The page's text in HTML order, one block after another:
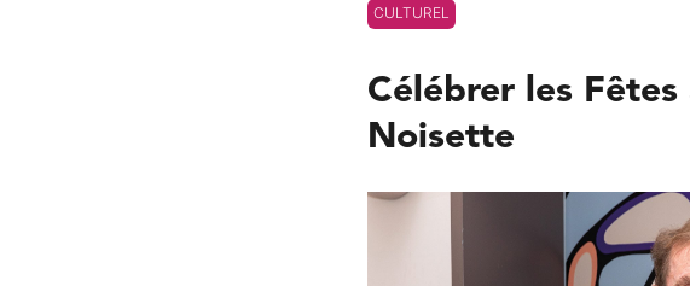
CULTUREL
Célébrer les
Noisette